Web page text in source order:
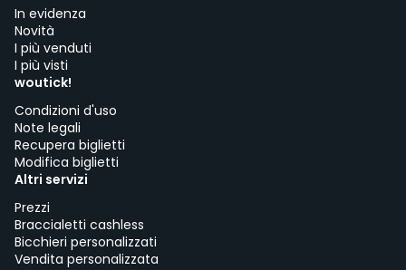
In evidenza
Novità
I più venduti
I più visti
woutick!
Condizioni d'uso
Note legali
Recupera biglietti
Modifica biglietti
Altri servizi
Prezzi
Braccialetti cashless
Bicchieri personalizzati
Vendita personalizzata